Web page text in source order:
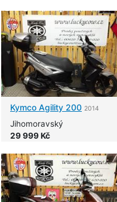
Kymco Agility 200 2014
Jihomoravský
29 999 Kč